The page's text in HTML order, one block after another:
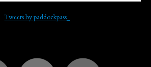
Tweets by paddockpass_